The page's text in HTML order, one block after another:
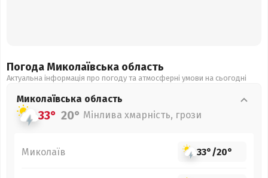
Погода Миколаївська область
Актуальна інформація про погоду та атмосферні умови на сьогодні
Миколаївська область
33° 20° Мінлива хмарність, грози
Миколаїв 33°/20°